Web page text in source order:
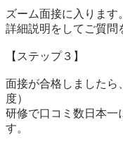
ズーム面接に入ります。
詳細説明をしてご質問
【ステップ３】
面接が合格しましたら
度）
研修で口コミ数日本一
す。